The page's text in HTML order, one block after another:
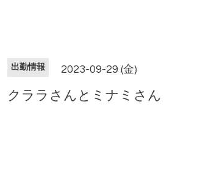
出勤情報 2023-09-29 (金)
クララさんとミナミさん